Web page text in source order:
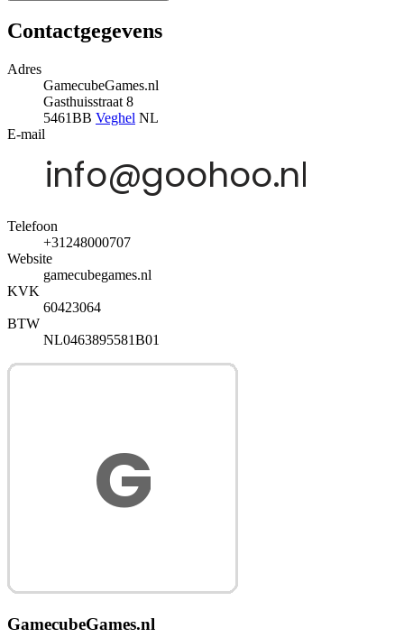
Contactgegevens
Adres
GamecubeGames.nl
Gasthuisstraat 8
5461BB Veghel NL
E-mail
Telefoon
+31248000707
Website
gamecubegames.nl
KVK
60423064
BTW
NL0463895581B01
GamecubeGames.nl